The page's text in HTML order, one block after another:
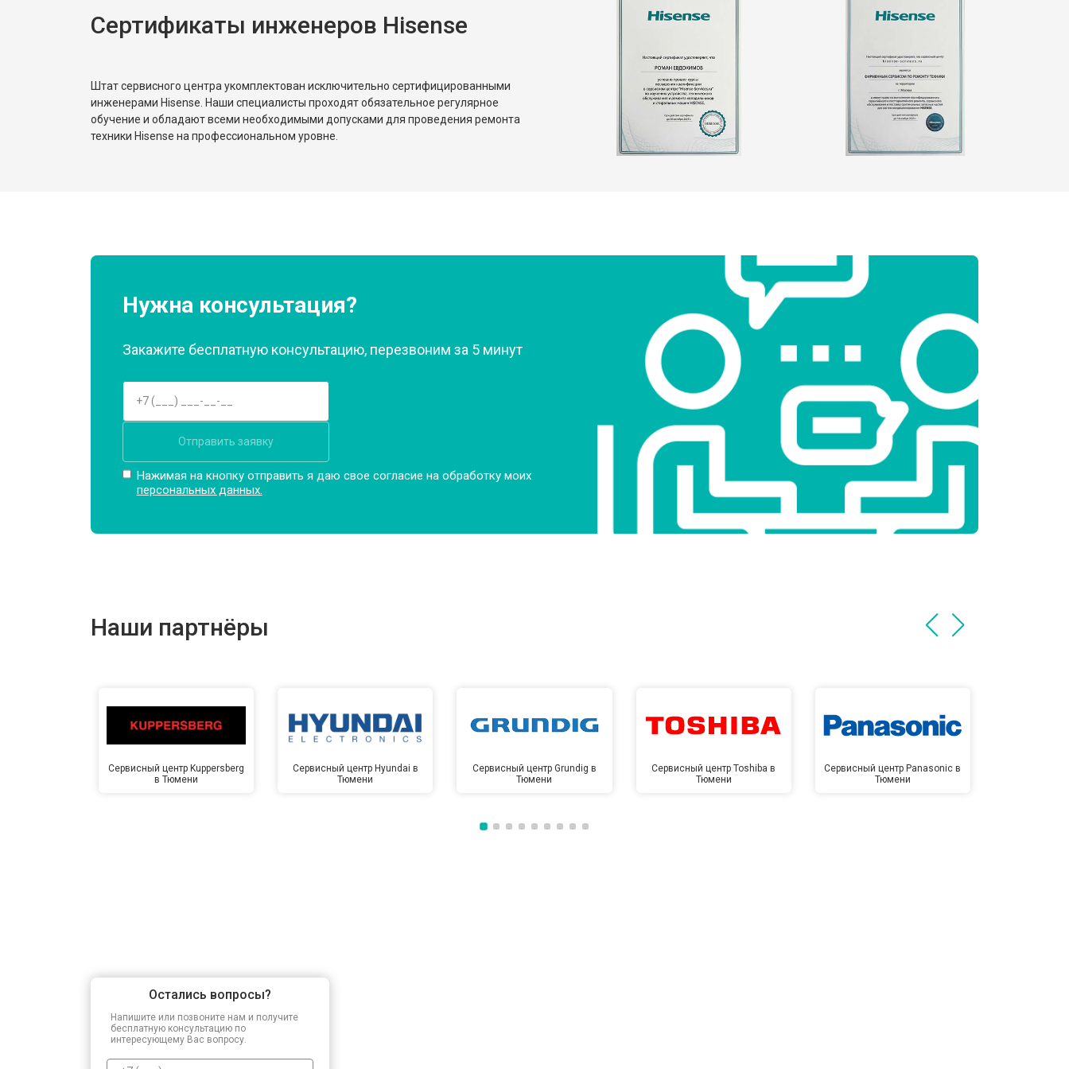
Замена реле от 2550 ₽ Заказать
от 1900 ₽ Заказать
Сертификаты инженеров Hisense
Штат сервисного центра укомплектован исключительно сертифицированными
инженерами Hisense. Наши специалисты проходят обязательное регулярное
обучение и обладают всеми необходимыми допусками для проведения ремонта
техники Hisense на профессиональном уровне.
Нужна консультация?
Закажите бесплатную консультацию, перезвоним за 5 минут
Отправить заявку
Нажимая на кнопку отправить я даю свое согласие на обработку моих
персональных данных.
Наши партнёры
Сервисный центр Kuppersberg
в Тюмени
Сервисный центр Hyundai в
Тюмени
Сервисный центр Grundig в
Тюмени
Сервисный центр Toshiba в
Тюмени
Сервисный центр Panasonic в
Тюмени
Остались вопросы?
Напишите или позвоните нам и получите
бесплатную консультацию по
интересующему Вас вопросу.